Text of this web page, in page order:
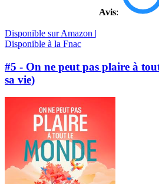
Avis:
Disponible sur Amazon |
Disponible à la Fnac
#5 - On ne peut pas plaire à
sa vie)